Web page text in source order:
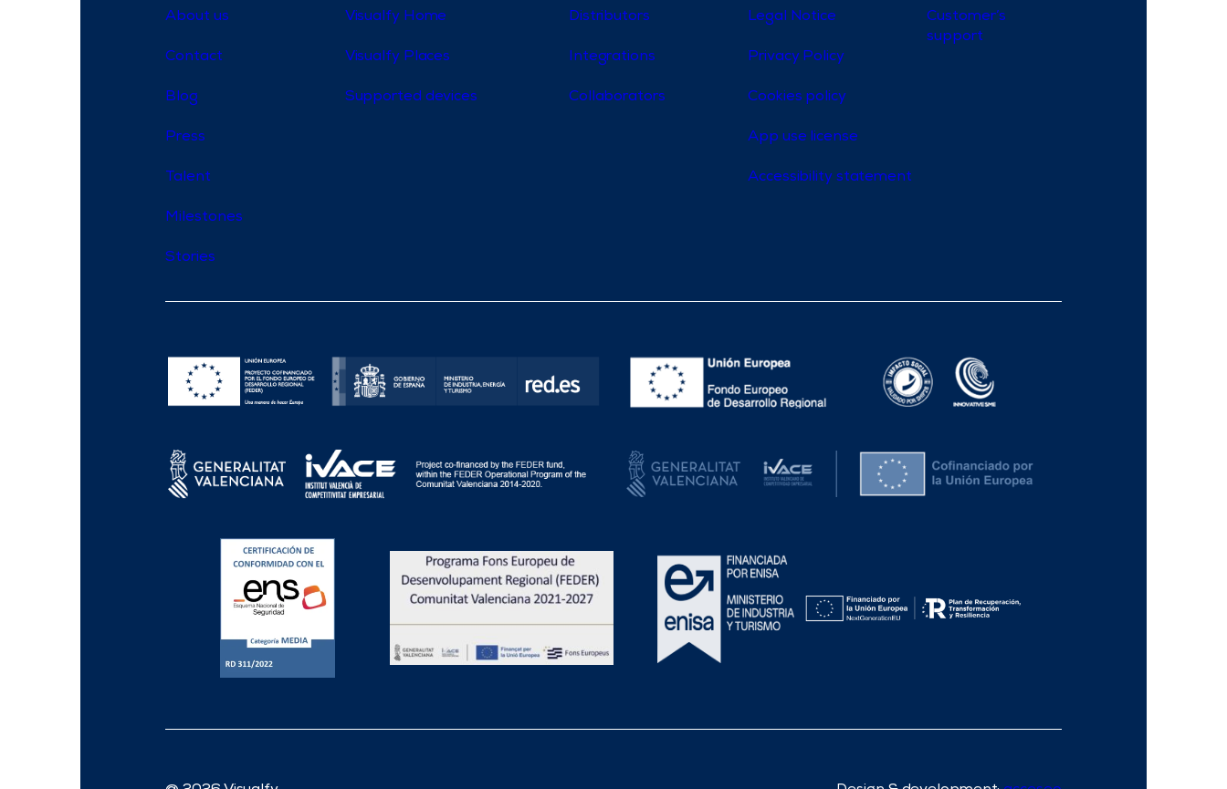
About us
Contact
Blog
Press
Talent
Milestones
Stories
Visualfy Home
Visualfy Places
Supported devices
Distributors
Integrations
Collaborators
Legal Notice
Privacy Policy
Cookies policy
App use license
Accessibility statement
Customer’s
support